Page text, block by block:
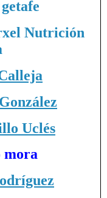
Nutrición
Uclés
mora